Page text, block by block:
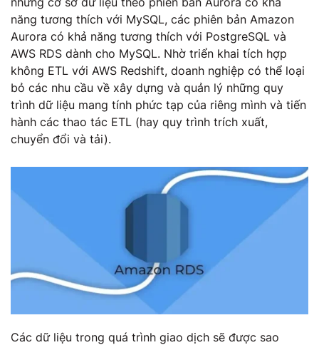
năng tương thích với MySQL, các phiên bản Amazon
Aurora có khả năng tương thích với PostgreSQL và
AWS RDS dành cho MySQL. Nhờ triển khai tích hợp
không ETL với AWS Redshift, doanh nghiệp có thể loại
bỏ các nhu cầu về xây dựng và quản lý những quy
trình dữ liệu mang tính phức tạp của riêng mình và tiến
hành các thao tác ETL (hay quy trình trích xuất,
chuyển đổi và tải).
Các dữ liệu trong quá trình giao dịch sẽ được sao